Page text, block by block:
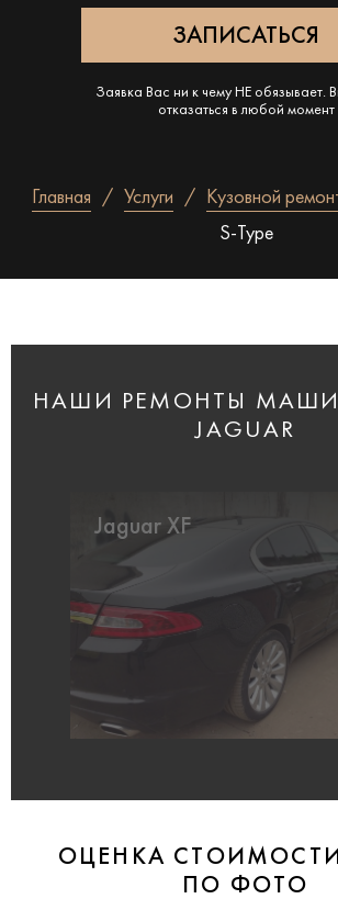
Заявка Вас ни к чему НЕ обязывает.
отказаться в любой момент
Главная Услуги Кузовной
S-Type
НАШИ РЕМОНТЫ
JAGUAR
Jaguar XF
ОЦЕНКА
ПО ФОТО